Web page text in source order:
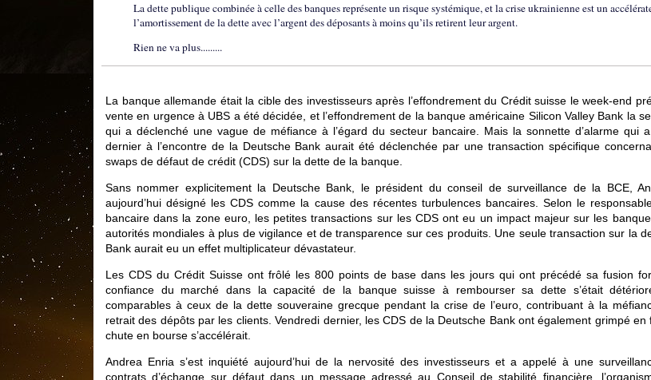
La dette publique combinée à celle des banques représente un risque systémique, et la crise ukrainienne est un
l’amortissement de la dette avec l’argent des déposants à moins qu’ils retirent leur argent.
Rien ne va plus.........
La banque allemande était la cible des investisseurs après l’effondrement du Crédit suisse le week-end
vente en urgence à UBS a été décidée, et l’effondrement de la banque américaine Silicon Valley Bank la
qui a déclenché une vague de méfiance à l’égard du secteur bancaire. Mais la sonnette d’alarme qui
dernier à l’encontre de la Deutsche Bank aurait été déclenchée par une transaction spécifique
swaps de défaut de crédit (CDS) sur la dette de la banque.
Sans nommer explicitement la Deutsche Bank, le président du conseil de surveillance de la BCE,
aujourd’hui désigné les CDS comme la cause des récentes turbulences bancaires. Selon le
bancaire dans la zone euro, les petites transactions sur les CDS ont eu un impact majeur sur les
autorités mondiales à plus de vigilance et de transparence sur ces produits. Une seule transaction sur la
Bank aurait eu un effet multiplicateur dévastateur.
Les CDS du Crédit Suisse ont frôlé les 800 points de base dans les jours qui ont précédé sa fusion
confiance du marché dans la capacité de la banque suisse à rembourser sa dette s’était
comparables à ceux de la dette souveraine grecque pendant la crise de l’euro, contribuant à la
retrait des dépôts par les clients. Vendredi dernier, les CDS de la Deutsche Bank ont également grimpé en
chute en bourse s’accélérait.
Andrea Enria s’est inquiété aujourd’hui de la nervosité des investisseurs et a appelé à une
contrats d’échange sur défaut dans un message adressé au Conseil de stabilité financière,